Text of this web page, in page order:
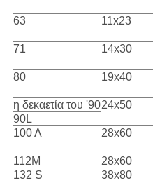
63 11x23
71 14x30
80
19x40
η δεκαετία του '9024x50
90L
100 Λ
28x60
112M
28x60
132 S
38x80